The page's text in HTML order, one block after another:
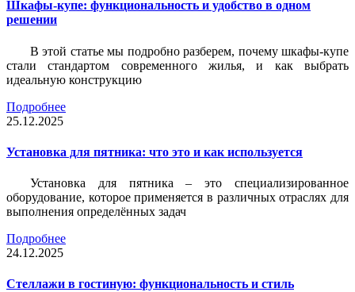
Шкафы-купе: функциональность и удобство в одном
решении
В этой статье мы подробно разберем, почему шкафы-купе
стали стандартом современного жилья, и как выбрать
идеальную конструкцию
Подробнее
25.12.2025
Установка для пятника: что это и как используется
Установка для пятника – это специализированное
оборудование, которое применяется в различных отраслях для
выполнения определённых задач
Подробнее
24.12.2025
Стеллажи в гостиную: функциональность и стиль